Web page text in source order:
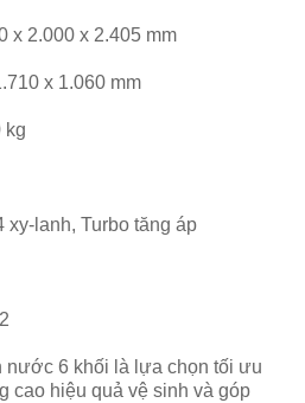
x 2.000 x 2.405 mm
x 1.060 mm
kg
lanh, Turbo tăng áp
nước 6 khối là lựa chọn tối ưu
cao hiệu quả vệ sinh và góp